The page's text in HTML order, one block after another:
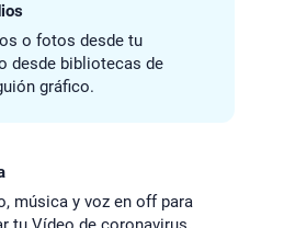
o fotos desde tu
desde bibliotecas de
gráfico.
música y voz en off para